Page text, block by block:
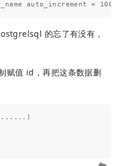
auto_increment =
的忘了有没有，
赋值 id，再把这条数据删
)